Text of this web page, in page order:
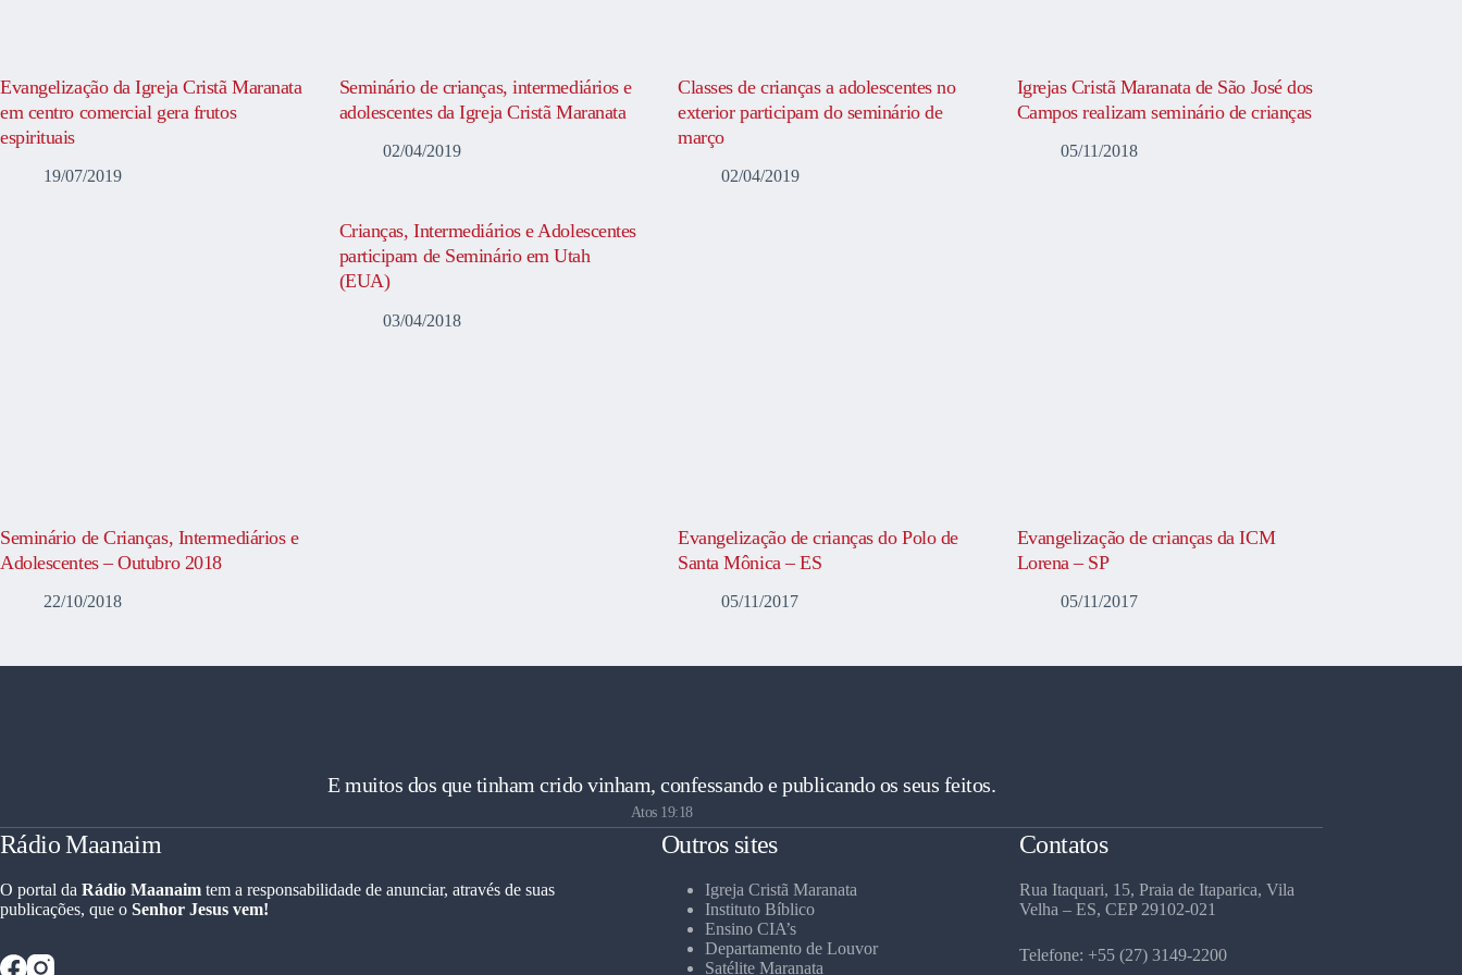
Evangelização da Igreja Cristã Maranata
em centro comercial gera frutos
espirituais
19/07/2019
Seminário de crianças, intermediários e
adolescentes da Igreja Cristã Maranata
02/04/2019
Classes de crianças a adolescentes no
exterior participam do seminário de
março
02/04/2019
Igrejas Cristã Maranata de São José dos
Campos realizam seminário de crianças
05/11/2018
Seminário de Crianças, Intermediários e
Adolescentes – Outubro 2018
22/10/2018
Crianças, Intermediários e Adolescentes
participam de Seminário em Utah
(EUA)
03/04/2018
Evangelização de crianças do Polo de
Santa Mônica – ES
05/11/2017
Evangelização de crianças da ICM
Lorena – SP
05/11/2017
E muitos dos que tinham crido vinham, confessando e publicando os seus feitos.
Atos 19:18
Rádio Maanaim
O portal da Rádio Maanaim tem a responsabilidade de anunciar, através de suas
publicações, que o Senhor Jesus vem!
Outros sites
Igreja Cristã Maranata
Instituto Bíblico
Ensino CIA’s
Departamento de Louvor
Satélite Maranata
Contatos
Rua Itaquari, 15, Praia de Itaparica, Vila
Velha – ES, CEP 29102-021
Telefone: +55 (27) 3149-2200